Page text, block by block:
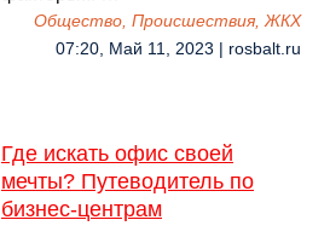
Общество, Происшествия, ЖКХ
07:20, Май 11, 2023 | rosbalt.ru
Где искать офис своей
мечты? Путеводитель по
бизнес-центрам